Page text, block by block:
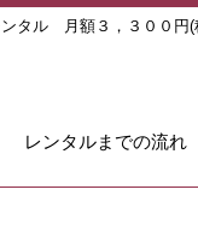
ンタル 月額３，３００円
レンタルまでの流れ